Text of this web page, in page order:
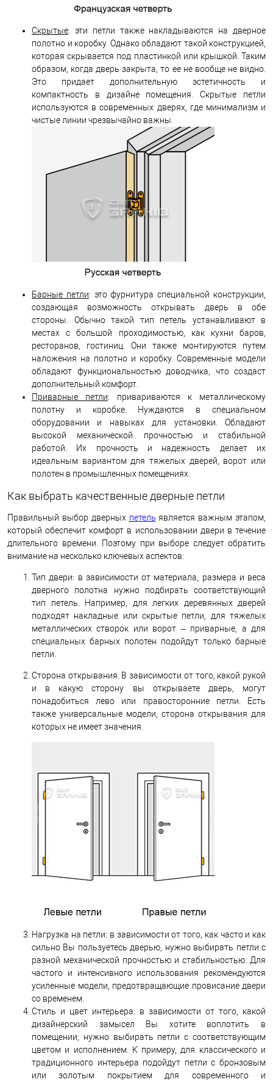
Скрытые: эти петли также накладываются на дверное
полотно и коробку. Однако обладают такой конструкцией,
которая скрывается под пластинкой или крышкой. Таким
образом, когда дверь закрыта, то ее не вообще не видно.
Это придает дополнительную эстетичность и
компактность в дизайне помещения. Скрытые петли
используются в современных дверях, где минимализм и
чистые линии чрезвычайно важны.
Барные петли: это фурнитура специальной конструкции,
создающая возможность открывать дверь в обе
стороны. Обычно такой тип петель устанавливают в
местах с большой проходимостью, как кухни баров,
ресторанов, гостиниц. Они также монтируются путем
наложения на полотно и коробку. Современные модели
обладают функциональностью доводчика, что создаст
дополнительный комфорт.
Приварные петли: привариваются к металлическому
полотну и коробке. Нуждаются в специальном
оборудовании и навыках для установки. Обладают
высокой механической прочностью и стабильной
работой. Их прочность и надежность делает их
идеальным вариантом для тяжелых дверей, ворот или
полотен в промышленных помещениях.
Как выбрать качественные дверные петли
Правильный выбор дверных петель является важным этапом,
который обеспечит комфорт в использовании двери в течение
длительного времени. Поэтому при выборе следует обратить
внимание на несколько ключевых аспектов:
Тип двери: в зависимости от материала, размера и веса
дверного полотна нужно подбирать соответствующий
тип петель. Например, для легких деревянных дверей
подходят накладные или скрытые петли, для тяжелых
металлических створок или ворот – приварные, а для
специальных барных полотен подойдут только барные
петли.
Сторона открывания. В зависимости от того, какой рукой
и в какую сторону вы открываете дверь, могут
понадобиться лево или правосторонние петли. Есть
также универсальные модели, сторона открывания для
которых не имеет значения.
Нагрузка на петли: в зависимости от того, как часто и как
сильно Вы пользуетесь дверью, нужно выбирать петли с
разной механической прочностью и стабильностью. Для
частого и интенсивного использования рекомендуются
усиленные модели, предотвращающие провисание двери
со временем.
Стиль и цвет интерьера: в зависимости от того, какой
дизайнерский замысел Вы хотите воплотить в
помещении, нужно выбирать петли с соответствующим
цветом и исполнением. К примеру, для классического и
традиционного интерьера подойдут петли с бронзовым
или золотым покрытием для современного и